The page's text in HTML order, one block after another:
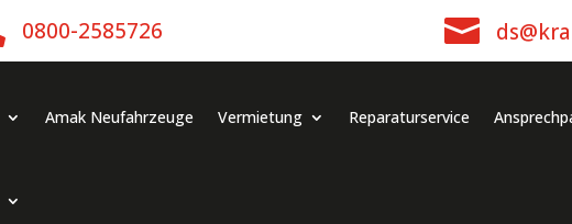
0800-2585726 
Amak Neufahrzeuge Vermietung Reparaturservice